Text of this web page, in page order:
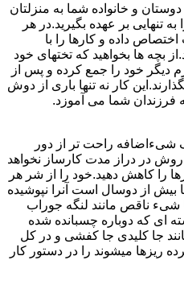
و خانواده شما به منزلتان
تنهایی بر عهده بگیرید.در هر
داده و کارها را با
بچه ها بخواهید که تختهای خود
دیگر خود را جمع کرده و پس از
کار نه تنها باری از دوش
فرزندان شما می آموزد.
شیءاضافه راحت تر از دور
روش در دراز مدت کارساز نخواهد
را کاهش دهید.خود را از شر هر
بیش از دوسال است آنرا نپوشیده
شیء ناقص مانند لنگه جوراب
ای که دوباره چسبانده شده
جا کلیدی جا کفشی و در کل
میشوند را در دستور کار